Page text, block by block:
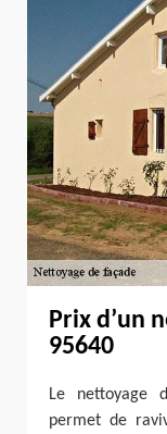
Prix d’un
95640
Le nettoyage
permet de